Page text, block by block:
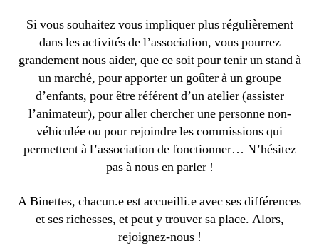
Si vous souhaitez vous impliquer plus régulièrement
dans les activités de l’association, vous pourrez
grandement nous aider, que ce soit pour tenir un stand à
un marché, pour apporter un goûter à un groupe
d’enfants, pour être référent d’un atelier (assister
l’animateur), pour aller chercher une personne non-
véhiculée ou pour rejoindre les commissions qui
permettent à l’association de fonctionner… N’hésitez
pas à nous en parler !
A Binettes, chacun.e est accueilli.e avec ses différences
et ses richesses, et peut y trouver sa place. Alors,
rejoignez-nous !